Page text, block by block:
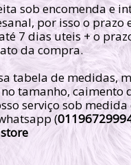
sob encomenda e
por isso o prazo
7 dias uteis + o
da compra.
tabela de medidas,
tamanho, caimento
serviço sob
(